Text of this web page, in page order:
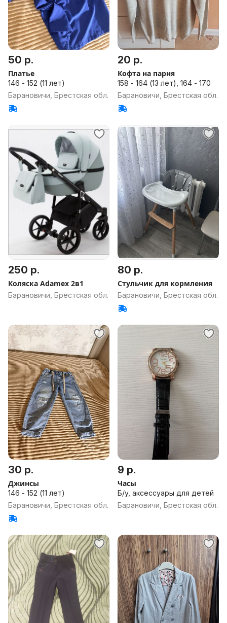
50 р.
Платье
146 - 152 (11 лет)
Барановичи, Брестская обл.
20 р.
Кофта на парня
158 - 164 (13 лет), 164 - 170
Барановичи, Брестская обл.
250 р.
Коляска Adamex 2в1
Барановичи, Брестская обл.
80 р.
Стульчик для кормления
Барановичи, Брестская обл.
30 р.
Джинсы
146 - 152 (11 лет)
Барановичи, Брестская обл.
9 р.
Часы
Б/у, аксессуары для детей
Барановичи, Брестская обл.